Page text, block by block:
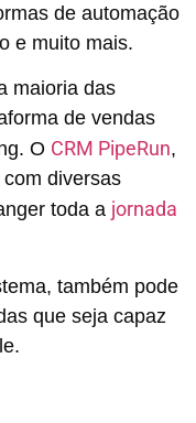
de automação
e muito mais.
maioria das
de vendas
O CRM PipeRun,
diversas
toda a jornada
também pode
que seja capaz